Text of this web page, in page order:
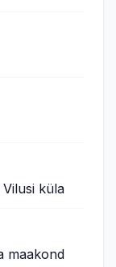
küla
maakond